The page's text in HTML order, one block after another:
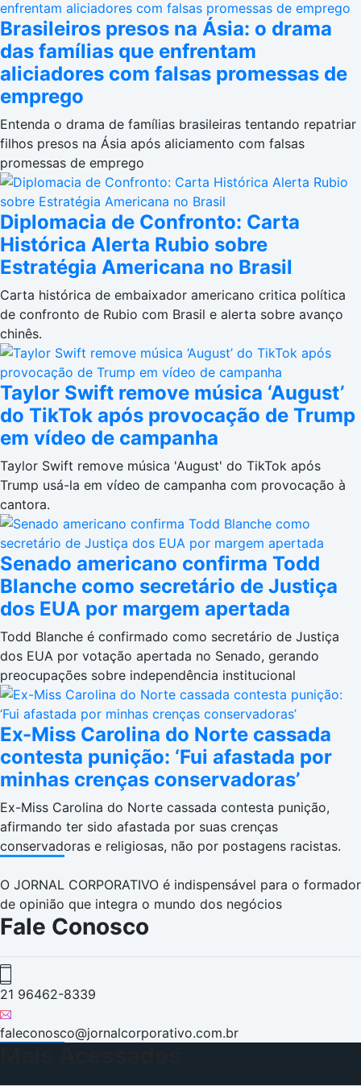
Brasileiros presos na Ásia: o drama
das famílias que enfrentam
aliciadores com falsas promessas de
emprego
Entenda o drama de famílias brasileiras tentando repatriar
filhos presos na Ásia após aliciamento com falsas
promessas de emprego
Diplomacia de Confronto: Carta
Histórica Alerta Rubio sobre
Estratégia Americana no Brasil
Carta histórica de embaixador americano critica política
de confronto de Rubio com Brasil e alerta sobre avanço
chinês.
Taylor Swift remove música ‘August’
do TikTok após provocação de Trump
em vídeo de campanha
Taylor Swift remove música 'August' do TikTok após
Trump usá-la em vídeo de campanha com provocação à
cantora.
Senado americano confirma Todd
Blanche como secretário de Justiça
dos EUA por margem apertada
Todd Blanche é confirmado como secretário de Justiça
dos EUA por votação apertada no Senado, gerando
preocupações sobre independência institucional
Ex-Miss Carolina do Norte cassada
contesta punição: ‘Fui afastada por
minhas crenças conservadoras’
Ex-Miss Carolina do Norte cassada contesta punição,
afirmando ter sido afastada por suas crenças
conservadoras e religiosas, não por postagens racistas.
O JORNAL CORPORATIVO é indispensável para o formador
de opinião que integra o mundo dos negócios
Fale Conosco
21 96462-8339
faleconosco@jornalcorporativo.com.br